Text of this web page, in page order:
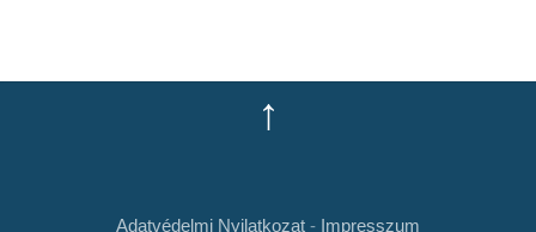
↑
Adatvédelmi Nyilatkozat - Impresszum